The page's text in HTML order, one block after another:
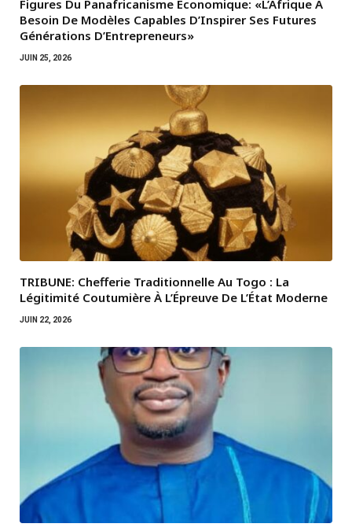
Figures Du Panafricanisme Économique: «L’Afrique A
Besoin De Modèles Capables D’Inspirer Ses Futures
Générations D’Entrepreneurs»
JUIN 25, 2026
TRIBUNE: Chefferie Traditionnelle Au Togo : La
Légitimité Coutumière À L’Épreuve De L’État Moderne
JUIN 22, 2026